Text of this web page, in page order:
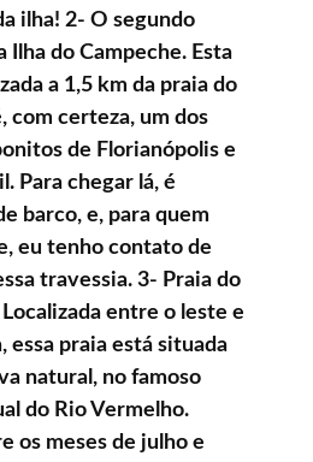
ilha! 2- O segundo
Ilha do Campeche. Esta
a 1,5 km da praia do
com certeza, um dos
de Florianópolis e
Para chegar lá, é
barco, e, para quem
eu tenho contato de
travessia. 3- Praia do
entre o leste e
essa praia está situada
natural, no famoso
do Rio Vermelho.
os meses de julho e